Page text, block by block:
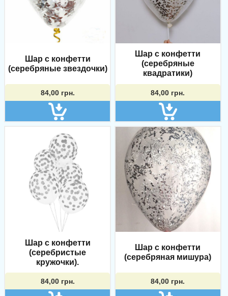
Шар с конфетти
(серебряные звездочки)
84,00 грн.
Шар с конфетти
(серебряные
квадратики)
84,00 грн.
Шар с конфетти
(серебристые
кружочки).
84,00 грн.
Шар с конфетти
(серебряная мишура)
84,00 грн.